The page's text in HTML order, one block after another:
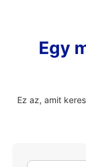
Egy
Ez az, amit